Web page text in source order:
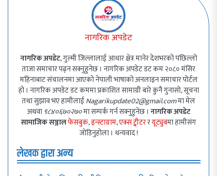
नागरिक अपडेट
नागरिक अपडेट, गुल्मी जिल्लालाई आधार क्षेत्र मानेर देशभरको पछिल्लो
ताजा समाचार पढ्न सक्नुहुनेछ । नागरिक अपडेट डट कम २०८० मंसिर
महिनाबाट संचालनमा आएको नेपाली भाषाको अनलाइन समाचार पोर्टल
हो । नागरिक अपडेट डट कममा प्रकाशित सामाग्री बारे कुनै गुनासो, सूचना
तथा सुझाव भए हामीलाईNagarikupdate02@gmail.comमा मेल
अथवा ९८४०६७०२७०मा सम्पर्क गर्न सक्नुहुनेछ । नागरिक अपडेट
सामाजिक सञ्जालफेसबुक,इन्स्टाग्राम,एक्स ट्वीटररयूट्युबमा हामीसंग
जोडिनुहोला । धन्यवाद !
लेखक द्वारा अन्य